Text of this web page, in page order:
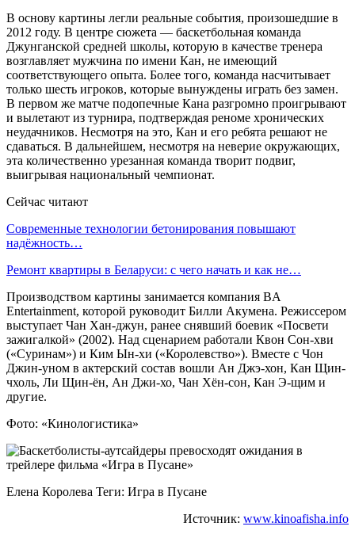
В основу картины легли реальные события, произошедшие в
2012 году. В центре сюжета — баскетбольная команда
Джунганской средней школы, которую в качестве тренера
возглавляет мужчина по имени Кан, не имеющий
соответствующего опыта. Более того, команда насчитывает
только шесть игроков, которые вынуждены играть без замен.
В первом же матче подопечные Кана разгромно проигрывают
и вылетают из турнира, подтверждая реноме хронических
неудачников. Несмотря на это, Кан и его ребята решают не
сдаваться. В дальнейшем, несмотря на неверие окружающих,
эта количественно урезанная команда творит подвиг,
выигрывая национальный чемпионат.
Сейчас читают
Современные технологии бетонирования повышают
надёжность…
Ремонт квартиры в Беларуси: с чего начать и как не…
Производством картины занимается компания BA
Entertainment, которой руководит Билли Акумена. Режиссером
выступает Чан Хан-джун, ранее снявший боевик «Посвети
зажигалкой» (2002). Над сценарием работали Квон Сон-хви
(«Суринам») и Ким Ын-хи («Королевство»). Вместе с Чон
Джин-уном в актерский состав вошли Ан Джэ-хон, Кан Щин-
чхоль, Ли Щин-ён, Ан Джи-хо, Чан Хён-сон, Кан Э-щим и
другие.
Фото: «Кинологистика»
Елена Королева Теги: Игра в Пусане
Источник: www.kinoafisha.info